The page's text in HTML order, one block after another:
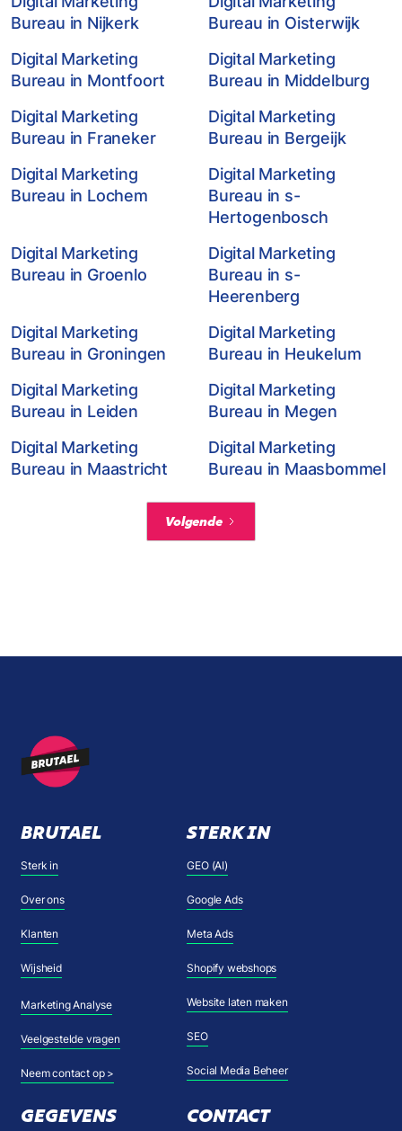
Bureau in Nijkerk
Bureau in Oisterwijk
Digital Marketing
Bureau in Montfoort
Digital Marketing
Bureau in Middelburg
Digital Marketing
Bureau in Franeker
Digital Marketing
Bureau in Bergeijk
Digital Marketing
Bureau in Lochem
Digital Marketing
Bureau in s-
Hertogenbosch
Digital Marketing
Bureau in Groenlo
Digital Marketing
Bureau in s-
Heerenberg
Digital Marketing
Bureau in Groningen
Digital Marketing
Bureau in Heukelum
Digital Marketing
Bureau in Leiden
Digital Marketing
Bureau in Megen
Digital Marketing
Bureau in Maastricht
Digital Marketing
Bureau in Maasbommel
Volgende
BRUTAEL
Sterk in
Over ons
Klanten
Wijsheid
Marketing Analyse
Veelgestelde vragen
Neem contact op >
STERK IN
GEO (AI)
Google Ads
Meta Ads
Shopify webshops
Website laten maken
SEO
Social Media Beheer
GEGEVENS CONTACT